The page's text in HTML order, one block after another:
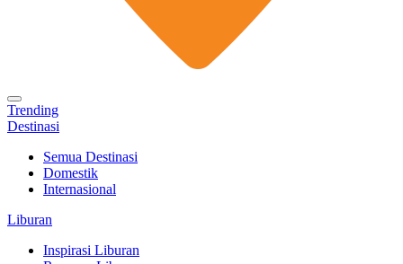
Trending
Destinasi
Semua Destinasi
Domestik
Internasional
Liburan
Inspirasi Liburan